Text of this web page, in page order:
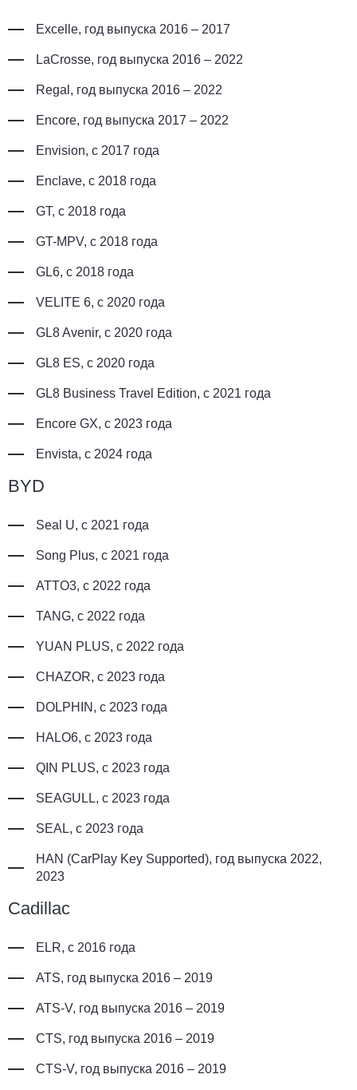
Excelle, год выпуска 2016 – 2017
LaCrosse, год выпуска 2016 – 2022
Regal, год выпуска 2016 – 2022
Encore, год выпуска 2017 – 2022
Envision, с 2017 года
Enclave, с 2018 года
GT, с 2018 года
GT-MPV, с 2018 года
GL6, с 2018 года
VELITE 6, с 2020 года
GL8 Avenir, с 2020 года
GL8 ES, с 2020 года
GL8 Business Travel Edition, с 2021 года
Encore GX, с 2023 года
Envista, с 2024 года
BYD
Seal U, с 2021 года
Song Plus, с 2021 года
ATTO3, с 2022 года
TANG, с 2022 года
YUAN PLUS, с 2022 года
CHAZOR, с 2023 года
DOLPHIN, с 2023 года
HALO6, с 2023 года
QIN PLUS, с 2023 года
SEAGULL, с 2023 года
SEAL, с 2023 года
HAN (CarPlay Key Supported), год выпуска 2022,
2023
Cadillac
ELR, с 2016 года
ATS, год выпуска 2016 – 2019
ATS-V, год выпуска 2016 – 2019
CTS, год выпуска 2016 – 2019
CTS-V, год выпуска 2016 – 2019